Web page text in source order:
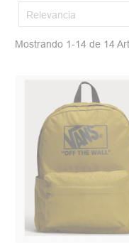
Relevancia
Mostrando 1-14 de 14